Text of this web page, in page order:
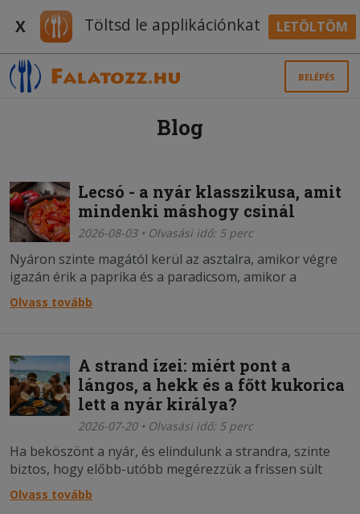
X Töltsd le applikációnkat LETÖLTÖM
BELÉPÉS
Blog
Lecsó - a nyár klasszikusa, amit
mindenki máshogy csinál
2026-08-03 • Olvasási idő: 5 perc
Nyáron szinte magától kerül az asztalra, amikor végre
igazán érik a paprika és a paradicsom, amikor a
legegyszerűbb ételek esnek a legjobban, és amikor nem
akarunk órákat a konyhában tölteni. A lecsó nem akar
Olvass tovább
A strand ízei: miért pont a
lángos, a hekk és a főtt kukorica
lett a nyár királya?
2026-07-20 • Olvasási idő: 5 perc
Ha beköszönt a nyár, és elindulunk a strandra, szinte
biztos, hogy előbb-utóbb megérezzük a frissen sült
lángos, a ropogós hekk vagy a főtt kukorica jellegzetes
illatát. Vajon miért pont ezek az ételek váltak a magyar
Olvass tovább